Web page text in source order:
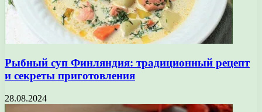
Рыбный суп Финляндия: традиционный рецепт
и секреты приготовления
28.08.2024